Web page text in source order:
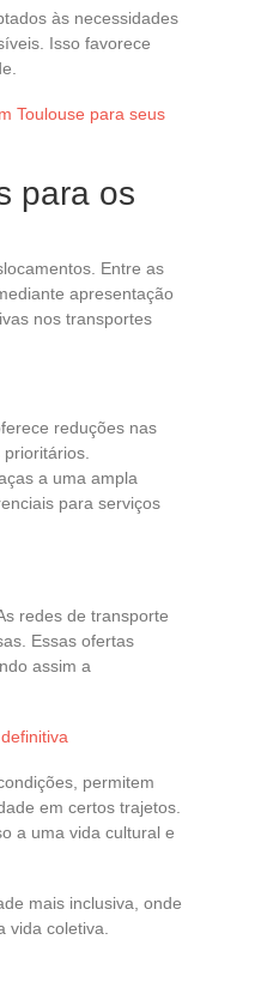
às necessidades
Isso favorece
Toulouse para seus
para os
Entre as
apresentação
nos transportes
reduções nas
a uma ampla
para serviços
redes de transporte
Essas ofertas
assim a
permitem
em certos trajetos.
a uma vida cultural e
mais inclusiva, onde
coletiva.